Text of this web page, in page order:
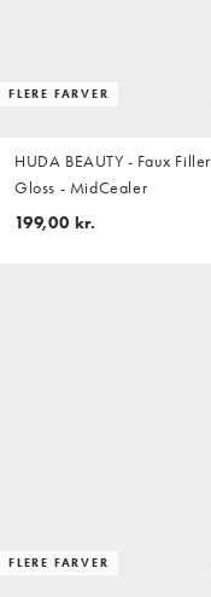
FLERE FARVER
HUDA BEAUTY - Faux Filler
Gloss - MidCealer
199,00 kr.
FLERE FARVER